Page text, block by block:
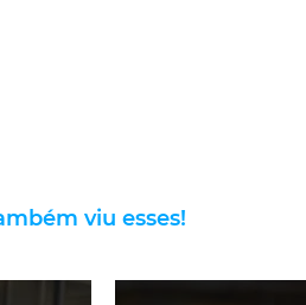
viu esses!